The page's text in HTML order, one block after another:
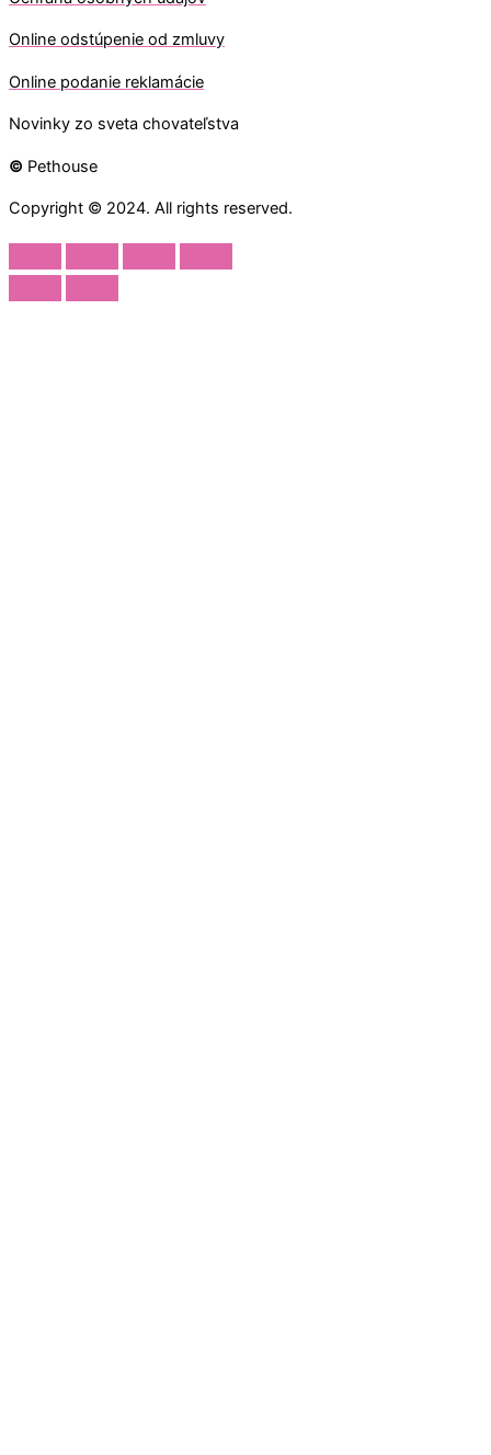
Online odstúpenie od zmluvy
Online podanie reklamácie
Novinky zo sveta chovateľstva
© Pethouse
Copyright © 2024. All rights reserved.